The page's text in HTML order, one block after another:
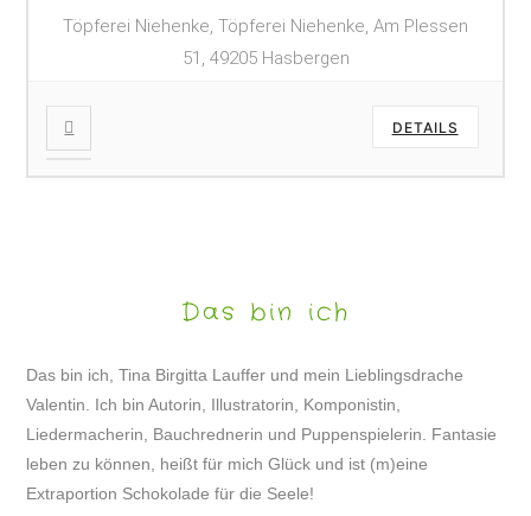
Töpferei Niehenke, Töpferei Niehenke, Am Plessen
51, 49205 Hasbergen
DETAILS
Das bin ich
Das bin ich, Tina Birgitta Lauffer und mein Lieblingsdrache
Valentin. Ich bin Autorin, Illustratorin, Komponistin,
Liedermacherin, Bauchrednerin und Puppenspielerin. Fantasie
leben zu können, heißt für mich Glück und ist (m)eine
Extraportion Schokolade für die Seele!